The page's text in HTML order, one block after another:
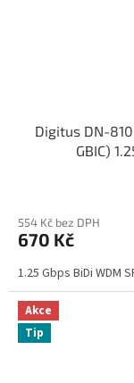
Digitus DN-
GBIC)
554 Kč bez DPH
670 Kč
1.25 Gbps BiDi WDM
Akce
Tip